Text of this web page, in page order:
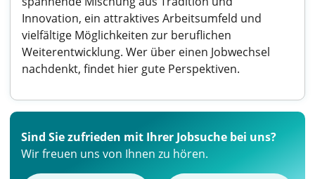
Innovation, ein attraktives Arbeitsumfeld und
vielfältige Möglichkeiten zur beruflichen
Weiterentwicklung. Wer über einen Jobwechsel
nachdenkt, findet hier gute Perspektiven.
Sind Sie zufrieden mit Ihrer Jobsuche bei uns?
Wir freuen uns von Ihnen zu hören.